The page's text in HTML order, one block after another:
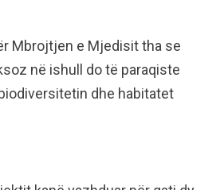
Mbrojtjen e Mjedisit tha se
në ishull do të paraqiste
dhe habitatet